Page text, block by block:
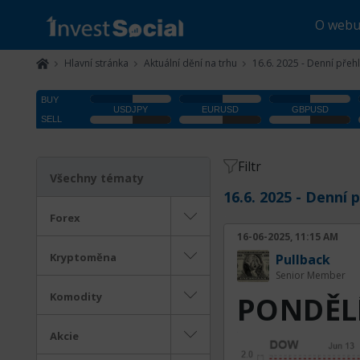
O webu
Hlavní stránka Aktuální dění na trhu 16.6. 2025 - Denní
Všechny tématy
Forex
Kryptoměna
Komodity
Akcie
Filtr
16.6. 2025 - Denní
16-06-2025, 11:15 AM
Pullback
Senior Member